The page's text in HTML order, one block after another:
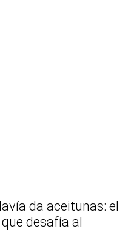
da aceitunas: el
desafía al